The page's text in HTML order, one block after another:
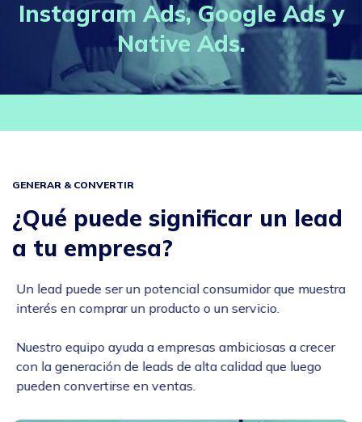
Instagram Ads, Google Ads y
Native Ads.
GENERAR & CONVERTIR
¿Qué puede significar un lead
a tu empresa?
Un lead puede ser un potencial consumidor que muestra
interés en comprar un producto o un servicio.
Nuestro equipo ayuda a empresas ambiciosas a crecer
con la generación de leads de alta calidad que luego
pueden convertirse en ventas.